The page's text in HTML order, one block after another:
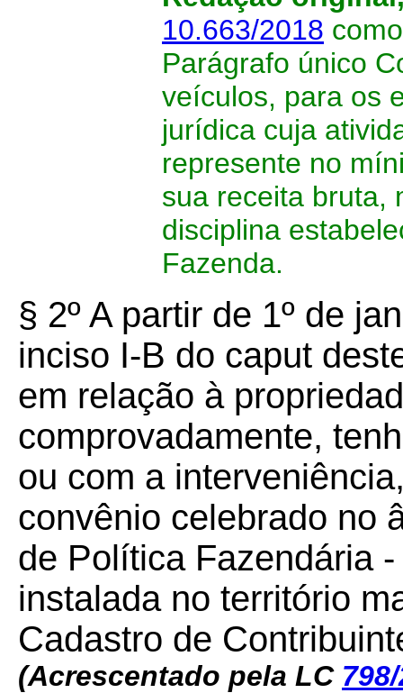
10.663/2018
Parágrafo único
veículos, para os
jurídica cuja
represente no
sua receita bruta,
disciplina
Fazenda.
§ 2º A partir de 1º de
inciso I-B do caput
em relação à
comprovadamente,
ou com a
convênio celebrado no
de Política Fazendária
instalada no território
Cadastro de
(Acrescentado pela LC